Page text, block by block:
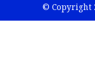
© Copyright